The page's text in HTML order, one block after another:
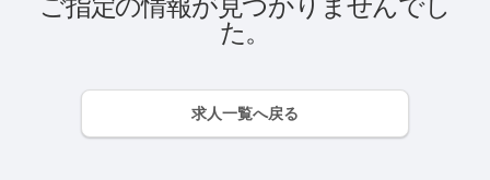
ご指定の情報が見つかりませんでし
た。
求人一覧へ戻る